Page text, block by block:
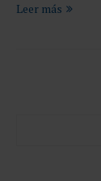
Leer más